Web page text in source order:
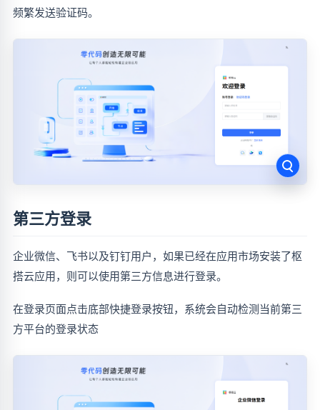
频繁发送验证码。
第三方登录
企业微信、飞书以及钉钉用户，如果已经在应用市场安装了枢
搭云应用，则可以使用第三方信息进行登录。
在登录页面点击底部快捷登录按钮，系统会自动检测当前第三
方平台的登录状态